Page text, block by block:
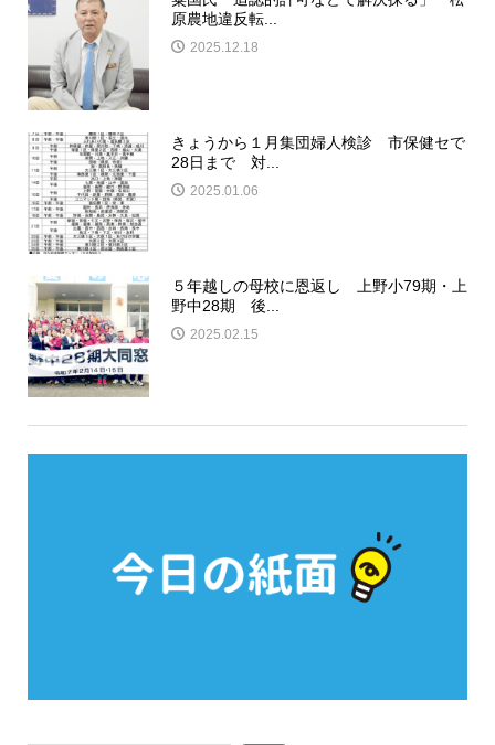
原農地違反転...
2025.12.18
きょうから１月集団婦人検診 市保健セで
28日まで 対...
2025.01.06
５年越しの母校に恩返し 上野小79期・上
野中28期 後...
2025.02.15